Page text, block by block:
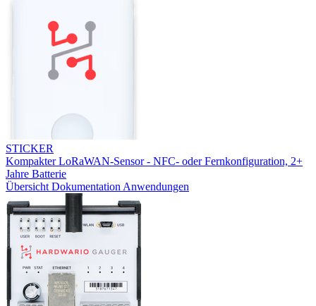
STICKER
Kompakter LoRaWAN-Sensor - NFC- oder Fernkonfiguration, 2+
Jahre Batterie
Übersicht Dokumentation Anwendungen